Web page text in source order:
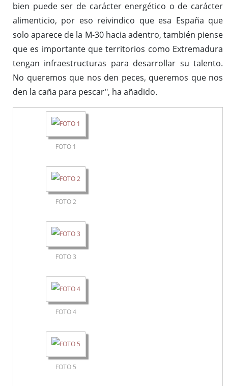
bien puede ser de carácter energético o de carácter
alimenticio, por eso reivindico que esa España que
solo aparece de la M-30 hacia adentro, también piense
que es importante que territorios como Extremadura
tengan infraestructuras para desarrollar su talento.
No queremos que nos den peces, queremos que nos
den la caña para pescar", ha añadido.
FOTO 1
FOTO 2
FOTO 3
FOTO 4
FOTO 5